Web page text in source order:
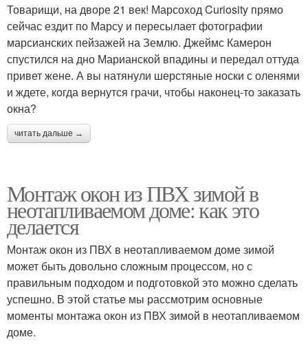
Товарищи, на дворе 21 век! Марсоход Curiosity прямо
сейчас ездит по Марсу и пересылает фотографии
марсианских пейзажей на Землю. Джеймс Камерон
спустился на дно Марианской впадины и передал оттуда
привет жене. А вы натянули шерстяные носки с оленями
и ждете, когда вернутся грачи, чтобы наконец-то заказать
окна?
читать дальше →
Монтаж окон из ПВХ зимой в
неотапливаемом доме: как это
делается
Монтаж окон из ПВХ в неотапливаемом доме зимой
может быть довольно сложным процессом, но с
правильным подходом и подготовкой это можно сделать
успешно. В этой статье мы рассмотрим основные
моменты монтажа окон из ПВХ зимой в неотапливаемом
доме.